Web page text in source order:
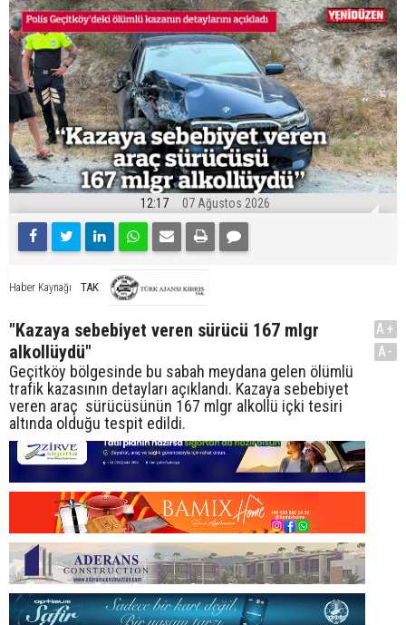
12:17 07 Ağustos 2026
Haber Kaynağı TAK
"Kazaya sebebiyet veren sürücü 167 mlgr
alkollüydü"
Geçitköy bölgesinde bu sabah meydana gelen ölümlü
trafik kazasının detayları açıklandı. Kazaya sebebiyet
veren araç sürücüsünün 167 mlgr alkollü içki tesiri
altında olduğu tespit edildi.
A+
A-